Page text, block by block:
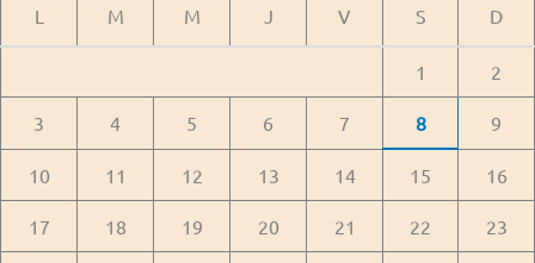
L M M J V S D
1 2
3 4 5 6 7 8 9
10 11 12 13 14 15 16
17 18 19 20 21 22 23